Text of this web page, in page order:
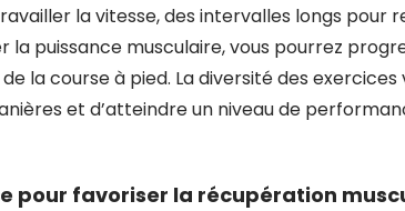
la vitesse, des intervalles longs pour
puissance musculaire, vous pourrez
la course à pied. La diversité des exercices
et d’atteindre un niveau de
pour favoriser la récupération